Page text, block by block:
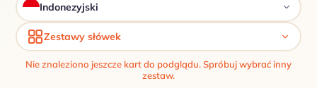
Indonezyjski
Zestawy słówek
Nie znaleziono jeszcze kart do podglądu. Spróbuj wybrać inny
zestaw.